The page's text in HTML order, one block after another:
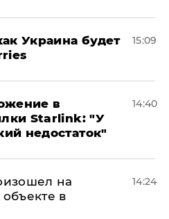
Украина будет
15:09
в
Starlink: "У
недостаток"
14:40
на
в
14:24